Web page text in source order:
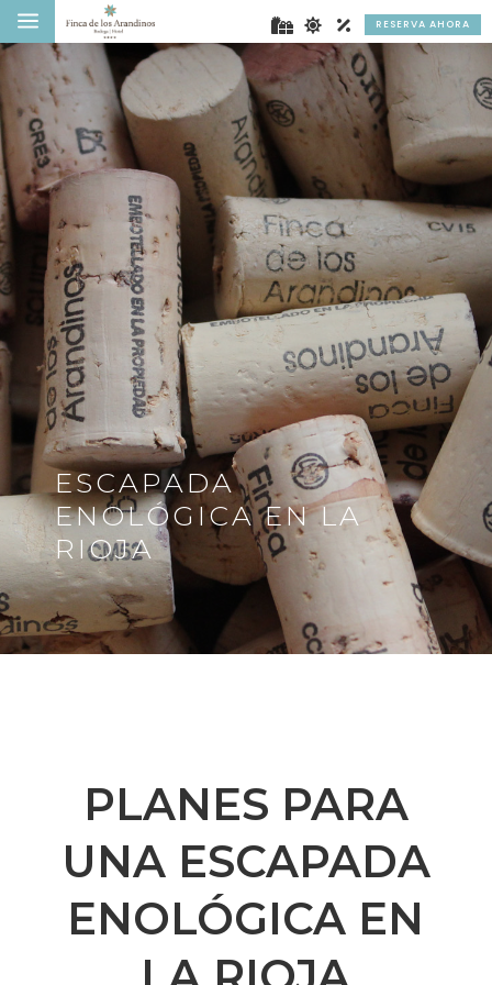
a RESERVA AHORA
ESCAPADA
ENOLÓGICA EN LA
RIOJA
PLANES PARA
UNA ESCAPADA
ENOLÓGICA EN